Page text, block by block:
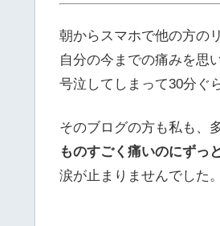
朝からスマホで他の方の
自分の今までの痛みを思
号泣してしまって30分ぐ
そのブログの方も私も、
ものすごく痛いのにずっ
涙が止まりませんでした。